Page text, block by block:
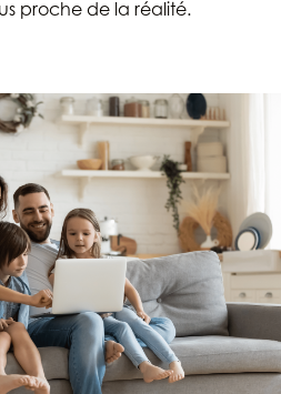
proche de la réalité.